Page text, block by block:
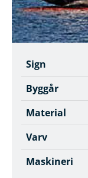
Sign
Byggår
Material
Varv
Maskineri